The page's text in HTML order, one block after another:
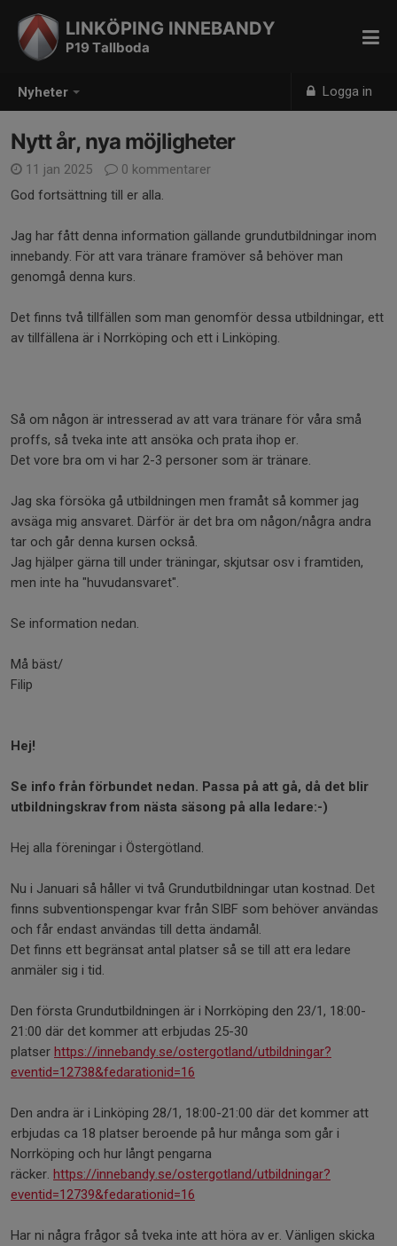
Nyheter Logga in
LINKÖPING INNEBANDY
P19 Tallboda
Nytt år, nya möjligheter
11 jan 2025
0 kommentarer
God fortsättning till er alla.
Jag har fått denna information gällande grundutbildningar inom
innebandy. För att vara tränare framöver så behöver man
genomgå denna kurs.
Det finns två tillfällen som man genomför dessa utbildningar, ett
av tillfällena är i Norrköping och ett i Linköping.
Så om någon är intresserad av att vara tränare för våra små
proffs, så tveka inte att ansöka och prata ihop er.
Det vore bra om vi har 2-3 personer som är tränare.
Jag ska försöka gå utbildningen men framåt så kommer jag
avsäga mig ansvaret. Därför är det bra om någon/några andra
tar och går denna kursen också.
Jag hjälper gärna till under träningar, skjutsar osv i framtiden,
men inte ha "huvudansvaret".
Se information nedan.
Må bäst/
Filip
Hej!
Se info från förbundet nedan. Passa på att gå, då det blir
utbildningskrav from nästa säsong på alla ledare:-)
Hej alla föreningar i Östergötland.
Nu i Januari så håller vi två Grundutbildningar utan kostnad. Det
finns subventionspengar kvar från SIBF som behöver användas
och får endast användas till detta ändamål.
Det finns ett begränsat antal platser så se till att era ledare
anmäler sig i tid.
Den första Grundutbildningen är i Norrköping den 23/1, 18:00-
21:00 där det kommer att erbjudas 25-30
platser https://innebandy.se/ostergotland/utbildningar?
eventid=12738&fedarationid=16
Den andra är i Linköping 28/1, 18:00-21:00 där det kommer att
erbjudas ca 18 platser beroende på hur många som går i
Norrköping och hur långt pengarna
räcker. https://innebandy.se/ostergotland/utbildningar?
eventid=12739&fedarationid=16
Har ni några frågor så tveka inte att höra av er. Vänligen skicka